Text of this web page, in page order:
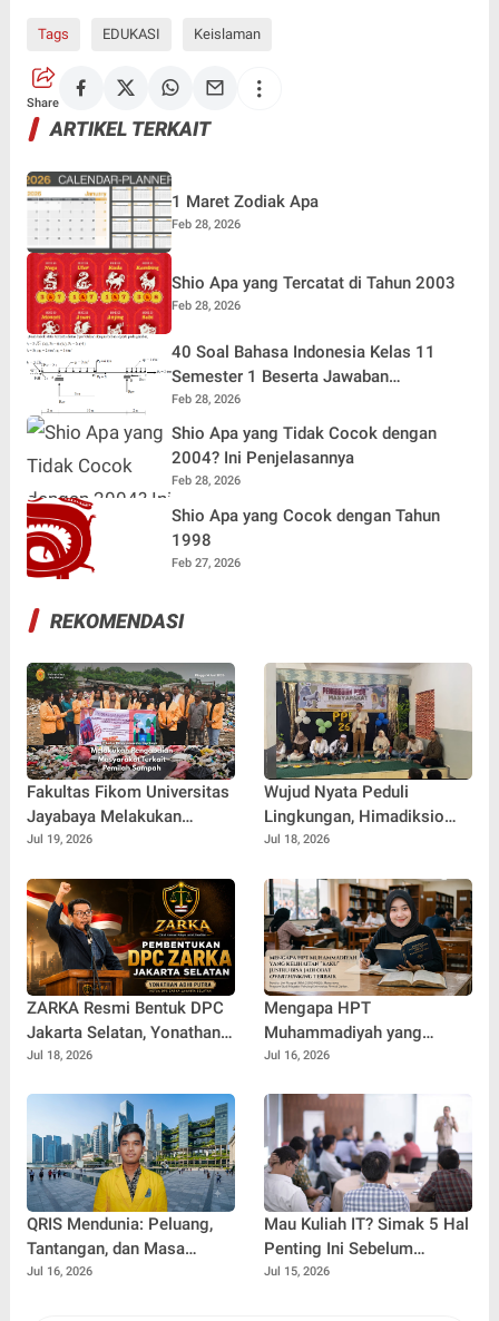
Tags EDUKASI Keislaman
Share
ARTIKEL TERKAIT
1 Maret Zodiak Apa
Feb 28, 2026
Shio Apa yang Tercatat di Tahun 2003
Feb 28, 2026
40 Soal Bahasa Indonesia Kelas 11
Semester 1 Beserta Jawaban
Terlengkap
Feb 28, 2026
Shio Apa yang Tidak Cocok dengan
2004? Ini Penjelasannya
Feb 28, 2026
Shio Apa yang Cocok dengan Tahun
1998
Feb 27, 2026
REKOMENDASI
Fakultas Fikom Universitas
Jayabaya Melakukan
Pengabdian Masyarakat
Jul 19, 2026
Wujud Nyata Peduli
Lingkungan, Himadiksio
Untirta Gelar Dialog
dari Desa"
Jul 18, 2026
ZARKA Resmi Bentuk DPC
Jakarta Selatan, Yonathan
Adhi Putra Dipercaya
Jul 18, 2026
Mengapa HPT
Muhammadiyah yang
Kelihatan "Kaku" Justru
Terbaik
Jul 16, 2026
QRIS Mendunia: Peluang,
Tantangan, dan Masa
Depan Fintech Indonesia di
Jul 16, 2026
Mau Kuliah IT? Simak 5 Hal
Penting Ini Sebelum
Memilih Jurusan
Jul 15, 2026